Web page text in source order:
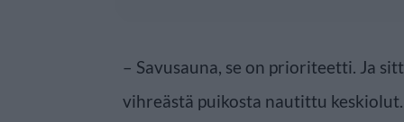
– Savusauna, se on prioriteetti. Ja
vihreästä puikosta nautittu